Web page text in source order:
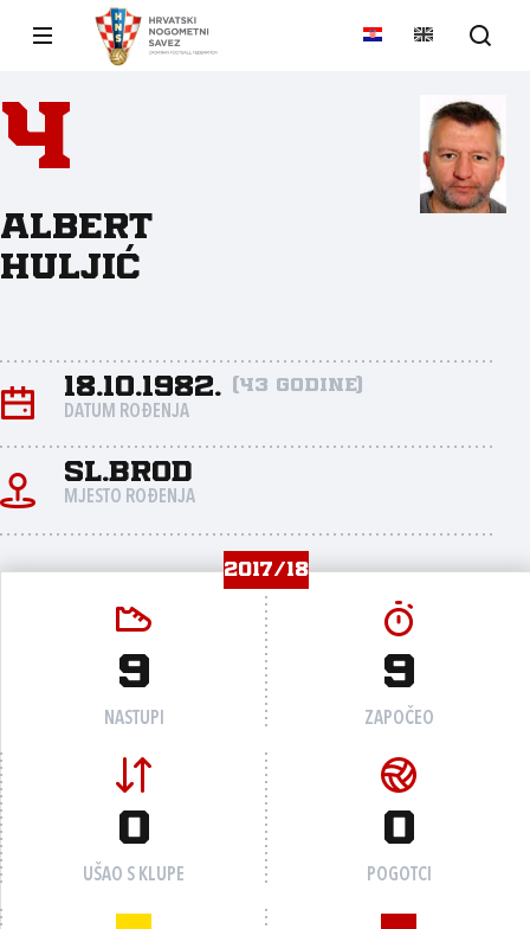
4
Albert
Huljić
18.10.1982. (43 godine)
DATUM ROĐENJA
Sl.brod
MJESTO ROĐENJA
2017/18
9
NASTUPI
9
ZAPOČEO
0
UŠAO S KLUPE
0
POGOTCI